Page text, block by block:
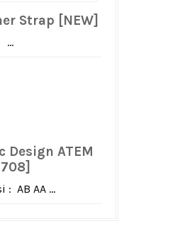
Strap [NEW]
...
Design ATEM
: AB AA ...